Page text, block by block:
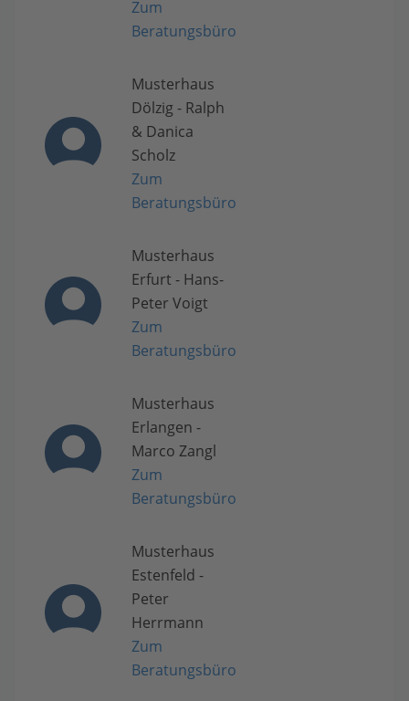
Zum
Beratungsbüro
Musterhaus
Dölzig - Ralph
& Danica
Scholz
Zum
Beratungsbüro
Musterhaus
Erfurt - Hans-
Peter Voigt
Zum
Beratungsbüro
Musterhaus
Erlangen -
Marco Zangl
Zum
Beratungsbüro
Musterhaus
Estenfeld -
Peter
Herrmann
Zum
Beratungsbüro